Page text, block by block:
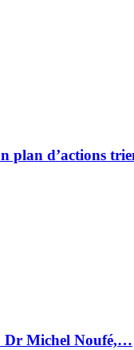
plan d’actions
Dr Michel Noufé,…